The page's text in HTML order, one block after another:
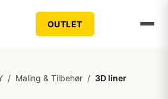
OUTLET
/ Maling & Tilbehør / 3D liner